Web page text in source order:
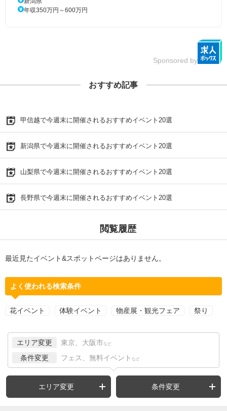
年収350万円～600万円
Sponsored by
おすすめ記事
甲信越で今週末に開催されるおすすめイベント20選
新潟県で今週末に開催されるおすすめイベント20選
山梨県で今週末に開催されるおすすめイベント20選
長野県で今週末に開催されるおすすめイベント20選
閲覧履歴
最近見たイベント&スポットページはありません。
よく使われる検索条件
花イベント 体験イベント 物産展・観光フェア 祭り
エリア変更 東京、大阪市 など
条件変更 フェス、無料イベント など
エリア変更 条件変更